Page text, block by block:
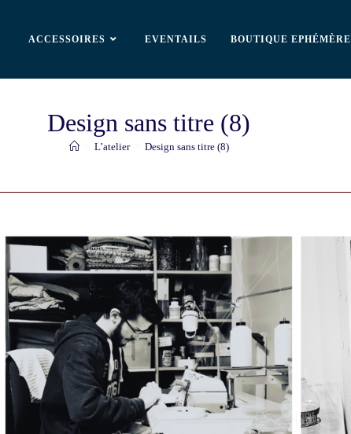
ACCESSOIRES EVENTAILS BOUTIQUE EPHÉMÈRE
Design sans titre (8)
L’atelier Design sans titre (8)